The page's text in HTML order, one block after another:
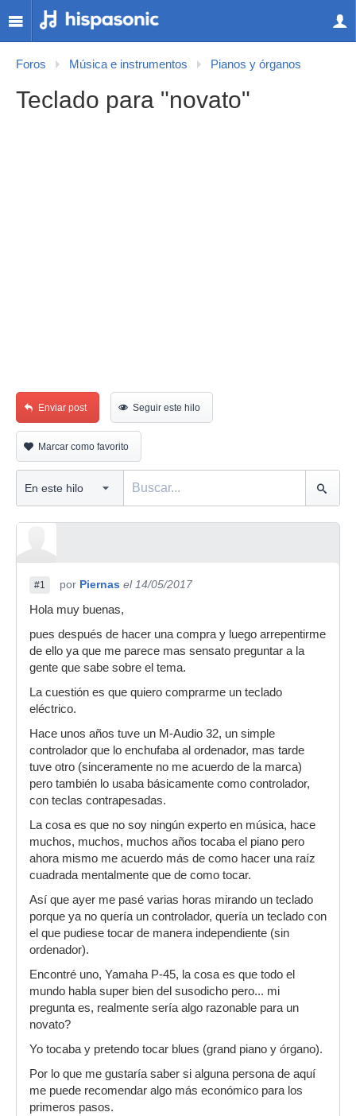
Foros Música e instrumentos Pianos y órganos
Teclado para "novato"
Enviar post Seguir este hilo
Marcar como favorito
#1 por Piernas el 14/05/2017
Hola muy buenas,
pues después de hacer una compra y luego arrepentirme
de ello ya que me parece mas sensato preguntar a la
gente que sabe sobre el tema.
La cuestión es que quiero comprarme un teclado
eléctrico.
Hace unos años tuve un M-Audio 32, un simple
controlador que lo enchufaba al ordenador, mas tarde
tuve otro (sinceramente no me acuerdo de la marca)
pero también lo usaba básicamente como controlador,
con teclas contrapesadas.
La cosa es que no soy ningún experto en música, hace
muchos, muchos, muchos años tocaba el piano pero
ahora mismo me acuerdo más de como hacer una raíz
cuadrada mentalmente que de como tocar.
Así que ayer me pasé varias horas mirando un teclado
porque ya no quería un controlador, quería un teclado con
el que pudiese tocar de manera independiente (sin
ordenador).
Encontré uno, Yamaha P-45, la cosa es que todo el
mundo habla super bien del susodicho pero... mi
pregunta es, realmente sería algo razonable para un
novato?
Yo tocaba y pretendo tocar blues (grand piano y órgano).
Por lo que me gustaría saber si alguna persona de aquí
me puede recomendar algo más económico para los
primeros pasos.